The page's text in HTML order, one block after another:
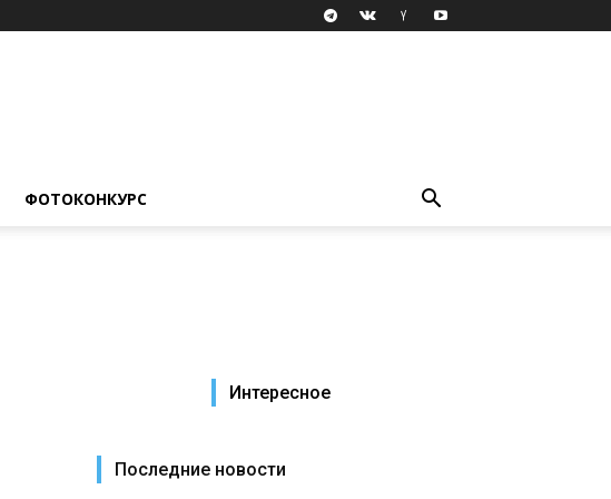
ФОТОКОНКУРС
Интересное
Последние новости